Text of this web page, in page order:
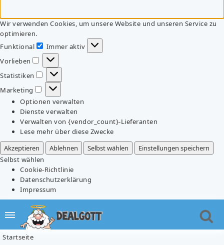
Wir verwenden Cookies, um unsere Website und unseren Service zu
optimieren.
Funktional
Funktional
Immer aktiv
Vorlieben
Vorlieben
Statistiken
Statistiken
Marketing
Marketing
Optionen verwalten
Dienste verwalten
Verwalten von {vendor_count}-Lieferanten
Lese mehr über diese Zwecke
Akzeptieren
Ablehnen Selbst wählen
Einstellungen speichern
Selbst wählen
Cookie-Richtlinie
Datenschutzerklärung
Impressum
Startseite